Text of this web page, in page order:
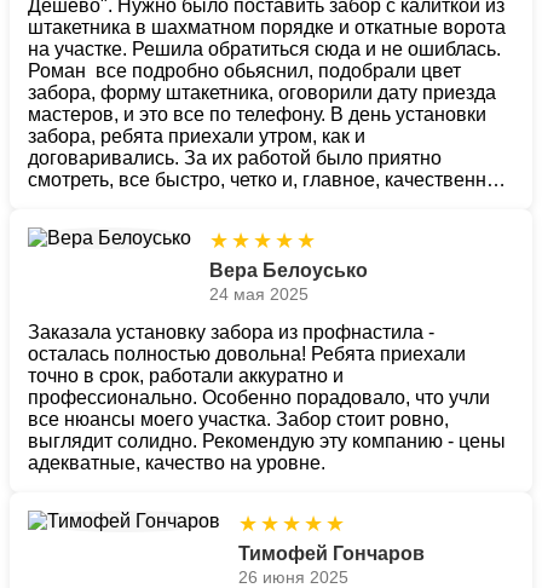
Заказать
Заказать
Заказать
Заказать
Заказать
Заказать
Заказать
Заказать
Заказать
Заказать
Заказать
Заказать
Заказать
Заказать
Заказать
Заказать
Заказать
Заказать
Заказать
Заказать
Заказать
Заказать
Заказать
Заказать
Заказать
Заказать
Заказать
Заказать
Заказать
Заказать
Заказать
Заказать
Заказать
Заказать
Заказать
Заказать
Заказать
Заказать
Заказать
Заказать
Заказать
Заказать
Заказать
Заказать
Заказать
Заказать
Заказать
Заказать
Заказать
Заказать
Заказать
Заказать
Заказать
Заказать
Заказать
Заказать
Заказать
Заказать
Заказать
Заказать
Заказать
Заказать
Заказать
Заказать
Заказать
Заказать
Заказать
Заказать
Заказать
Заказать
Заказать
Дёшево". Нужно было поставить забор с калиткой из
штакетника в шахматном порядке и откатные ворота
на участке. Решила обратиться сюда и не ошиблась.
Роман все подробно обьяснил, подобрали цвет
забора, форму штакетника, оговорили дату приезда
мастеров, и это все по телефону. В день установки
забора, ребята приехали утром, как и
договаривались. За их работой было приятно
смотреть, все быстро, четко и, главное, качественно.
также ответственное отношение рабочих. Всех
специалистов компании хочу поблагодарить за
работу. Все на высоте - и обслуживание, и доставка,
цены невысокие, монтаж с гарантией. Будем
★ ★ ★ ★ ★
Вера Белоусько
24 мая 2025
Заказала установку забора из профнастила -
осталась полностью довольна! Ребята приехали
точно в срок, работали аккуратно и
профессионально. Особенно порадовало, что учли
все нюансы моего участка. Забор стоит ровно,
выглядит солидно. Рекомендую эту компанию - цены
адекватные, качество на уровне.
★ ★ ★ ★ ★
Тимофей Гончаров
26 июня 2025